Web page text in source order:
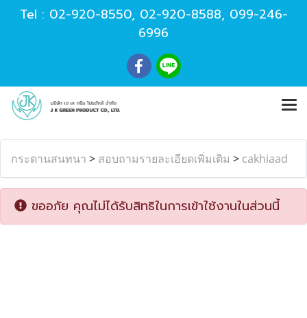
Tel : 02-920-8550, 02-920-8588, 099-246-
6996
กระดานสนทนา > สอบถามรายละเอียดเพิ่มเติม > cakhiaad
ขออภัย คุณไม่ได้รับสิทธิในการเข้าใช้งานในส่วนนี้